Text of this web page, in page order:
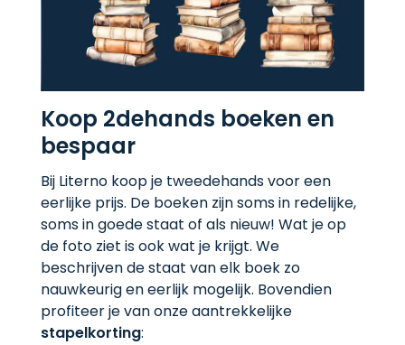
Koop 2dehands boeken en
bespaar
Bij Literno koop je tweedehands voor een
eerlijke prijs. De boeken zijn soms in redelijke,
soms in goede staat of als nieuw! Wat je op
de foto ziet is ook wat je krijgt. We
beschrijven de staat van elk boek zo
nauwkeurig en eerlijk mogelijk. Bovendien
profiteer je van onze aantrekkelijke
stapelkorting: